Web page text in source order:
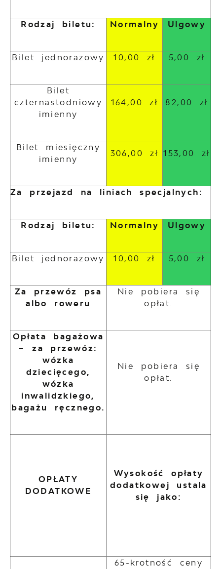
Rodzaj biletu: Normalny Ulgowy
Bilet jednorazowy 10,00 zł 5,00 zł
Bilet
czternastodniowy
imienny
164,00 zł 82,00 zł
Bilet miesięczny
imienny
306,00 zł 153,00 zł
Za przejazd na liniach specjalnych:
Rodzaj biletu: Normalny Ulgowy
Bilet jednorazowy 10,00 zł 5,00 zł
Za przewóz psa
albo roweru
Nie pobiera się
opłat.
Opłata bagażowa
– za przewóz:
wózka
dziecięcego,
wózka
inwalidzkiego,
bagażu ręcznego.
Nie pobiera się
opłat.
OPŁATY
DODATKOWE
Wysokość opłaty
dodatkowej ustala
się jako:
65-krotność ceny